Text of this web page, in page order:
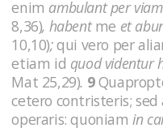
enim ambulant per
8,36), habentme et
10,10);qui vero per
etiam id quod videntur
Mat 25,29). 9
cetero contristeris;
operaris: quoniamin